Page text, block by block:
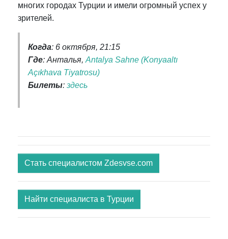
многих городах Турции и имели огромный успех у
зрителей.
Когда: 6 октября, 21:15
Где: Анталья, Antalya Sahne (Konyaaltı
Açıkhava Tiyatrosu)
Билеты: здесь
Стать специалистом Zdesvse.com
Найти специалиста в Турции